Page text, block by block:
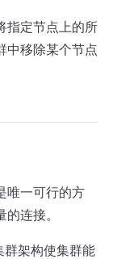
指定节点上的所
中移除某个节点
唯一可行的方
连接。
群架构使集群能